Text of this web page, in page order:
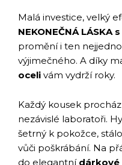
Malá investice, velký
NEKONEČNÁ LÁSKA
promění i ten
výjimečného. A díky
oceli vám vydrží roky.
Každý kousek
nezávislé laboratoři.
šetrný k pokožce,
vůči poškrábání. Na
do elegantní dárkové